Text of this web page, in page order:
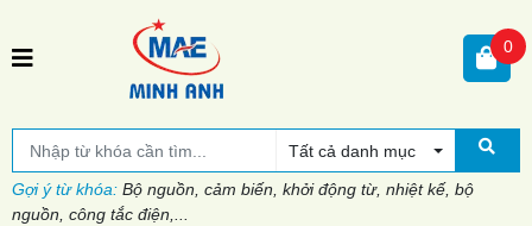
Tất cả danh mục
Gợi ý từ khóa: Bộ nguồn, cảm biến, khởi động từ, nhiệt kế, bộ
nguồn, công tắc điện,...
0